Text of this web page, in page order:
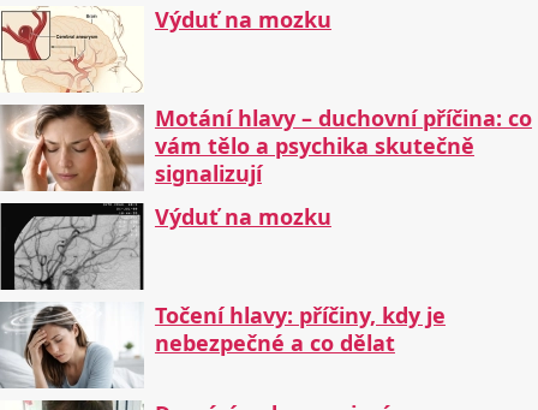
Výduť na mozku
Motání hlavy – duchovní příčina: co
vám tělo a psychika skutečně
signalizují
Výduť na mozku
Točení hlavy: příčiny, kdy je
nebezpečné a co dělat